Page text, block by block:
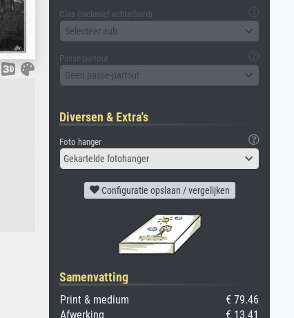
Glas (inclusief achterbord)
Selecteer aub
Passe-partout
Geen passe-partout
Diversen & Extra's
Foto hanger
Gekartelde fotohanger
Configuratie opslaan / vergelijken
Samenvatting
Print & medium
€ 79.46
Afwerking
€ 13.41